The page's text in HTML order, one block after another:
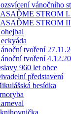
vánočního
STROM I.
STROM
tvoření
tvoření
960 let obce
představení
besídka